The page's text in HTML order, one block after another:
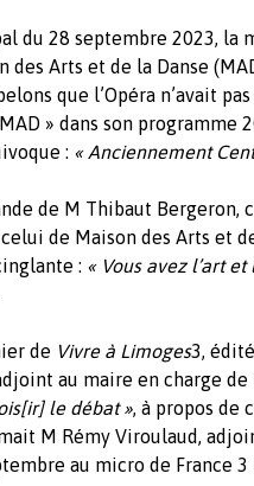
du 28 septembre 2023, la
Arts et de la Danse
que l’Opéra n’avait
» dans son programme
: « Anciennement
de M Thibaut Bergeron,
de Maison des Arts et
: « Vous avez l’art
de Vivre à Limoges3,
au maire en charge
le débat », à propos de
M Rémy Viroulaud,
au micro de France 3